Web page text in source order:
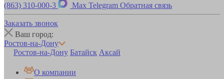
(863) 310-000-3 Max Telegram Обратная связь
Заказать звонок
Ваш город:
Ростов-на-Дону
Ростов-на-Дону Батайск Аксай
О компании